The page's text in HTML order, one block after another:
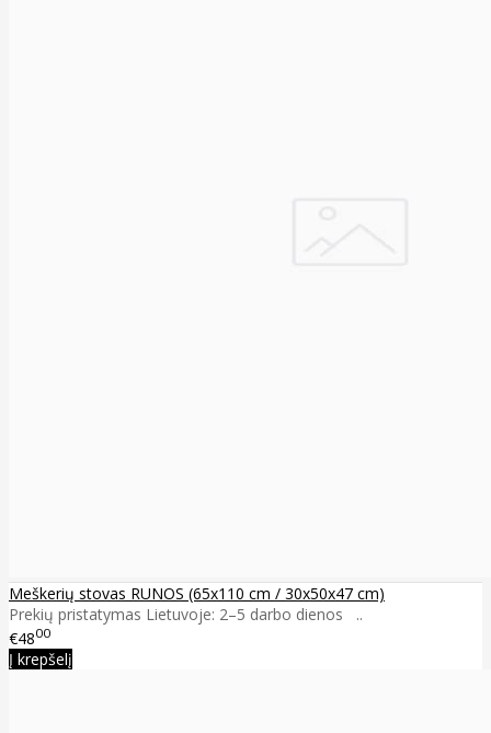
Meškerių stovas RUNOS (65x110 cm / 30x50x47 cm)
Prekių pristatymas Lietuvoje: 2–5 darbo dienos ..
€4800
Į krepšelį